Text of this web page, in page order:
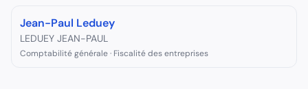
Jean-Paul Leduey
LEDUEY JEAN-PAUL
Comptabilité générale · Fiscalité des entreprises